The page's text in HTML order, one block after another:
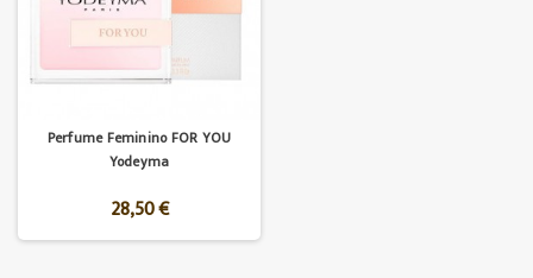
Perfume Feminino FOR YOU
Yodeyma
28,50 €